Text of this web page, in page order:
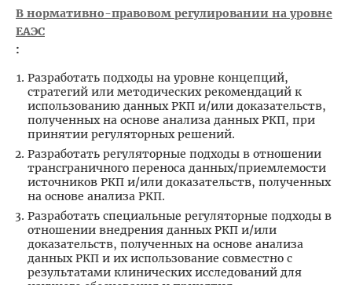
В нормативно-правовом регулировании на уровне
ЕАЭС
:
Разработать подходы на уровне концепций,
стратегий или методических рекомендаций к
использованию данных РКП и/или доказательств,
полученных на основе анализа данных РКП, при
принятии регуляторных решений.
Разработать регуляторные подходы в отношении
трансграничного переноса данных/приемлемости
источников РКП и/или доказательств, полученных
на основе анализа РКП.
Разработать специальные регуляторные подходы в
отношении внедрения данных РКП и/или
доказательств, полученных на основе анализа
данных РКП и их использование совместно с
результатами клинических исследований для